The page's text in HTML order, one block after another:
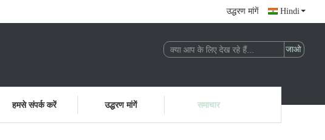
उद्धरण मांगें Hindi
हमसे संपर्क करें उद्धरण मांगें समाचार